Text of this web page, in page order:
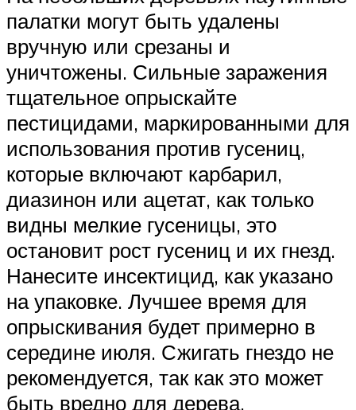
палатки могут быть удалены
вручную или срезаны и
уничтожены. Сильные заражения
тщательное опрыскайте
пестицидами, маркированными для
использования против гусениц,
которые включают карбарил,
диазинон или ацетат, как только
видны мелкие гусеницы, это
остановит рост гусениц и их гнезд.
Нанесите инсектицид, как указано
на упаковке. Лучшее время для
опрыскивания будет примерно в
середине июля. Сжигать гнездо не
рекомендуется, так как это может
быть вредно для дерева.